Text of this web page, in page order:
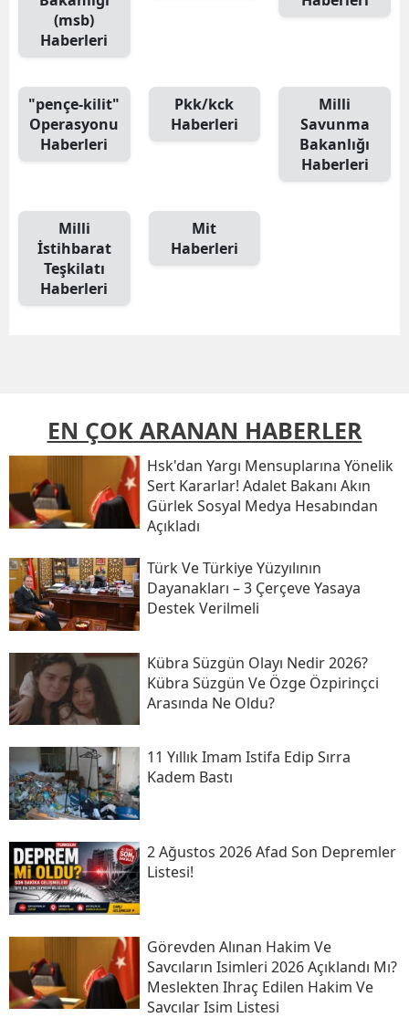
(msb)
Haberleri
"pençe-kilit"
Operasyonu
Haberleri
Pkk/kck
Haberleri
Milli
Savunma
Bakanlığı
Haberleri
Milli
İstihbarat
Teşkilatı
Haberleri
Mit
Haberleri
EN ÇOK ARANAN HABERLER
Hsk'dan Yargı Mensuplarına Yönelik
Sert Kararlar! Adalet Bakanı Akın
Gürlek Sosyal Medya Hesabından
Açıkladı
Türk Ve Türkiye Yüzyılının
Dayanakları – 3 Çerçeve Yasaya
Destek Verilmeli
Kübra Süzgün Olayı Nedir 2026?
Kübra Süzgün Ve Özge Özpirinçci
Arasında Ne Oldu?
11 Yıllık Imam Istifa Edip Sırra
Kadem Bastı
2 Ağustos 2026 Afad Son Depremler
Listesi!
Görevden Alınan Hakim Ve
Savcıların Isimleri 2026 Açıklandı Mı?
Meslekten Ihraç Edilen Hakim Ve
Savcılar Isim Listesi